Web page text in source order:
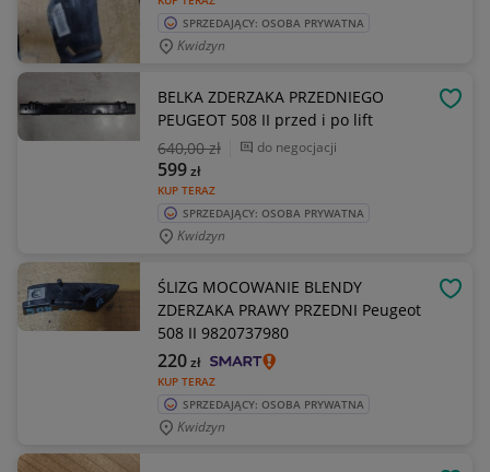
SPRZEDAJĄCY: OSOBA PRYWATNA
Kwidzyn
BELKA ZDERZAKA PRZEDNIEGO
PEUGEOT 508 II przed i po lift
640,00 zł do negocjacji
KUP TERAZ
599zł
SPRZEDAJĄCY: OSOBA PRYWATNA
Kwidzyn
ŚLIZG MOCOWANIE BLENDY
ZDERZAKA PRAWY PRZEDNI Peugeot
508 II 9820737980
KUP TERAZ
220zł
SPRZEDAJĄCY: OSOBA PRYWATNA
Kwidzyn